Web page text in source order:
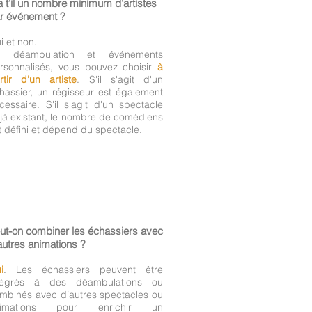
t'il un nombre minimum d'artistes
événement ?
et non.
déambulation et événements
vous pouvez choisir à
d'un artiste. S'il s'agit d'un
un régisseur est également
S'il s'agit d'un spectacle
existant, le nombre de comédiens
défini et dépend du spectacle.
on combiner les échassiers avec
animations ?
. Les échassiers peuvent être
à des déambulations ou
avec d’autres spectacles ou
pour enrichir un